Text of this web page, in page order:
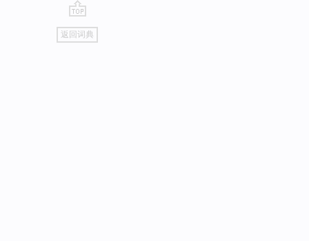
go
top
返回词典